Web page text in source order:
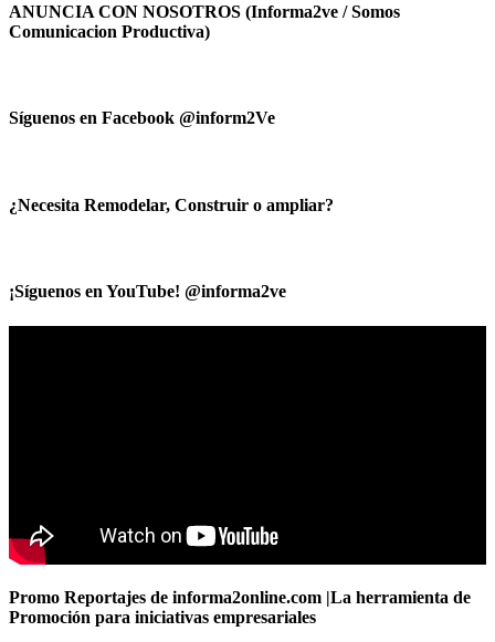
ANUNCIA CON NOSOTROS (Informa2ve / Somos
Comunicacion Productiva)
Síguenos en Facebook @inform2Ve
¿Necesita Remodelar, Construir o ampliar?
¡Síguenos en YouTube! @informa2ve
Promo Reportajes de informa2online.com |La herramienta de
Promoción para iniciativas empresariales